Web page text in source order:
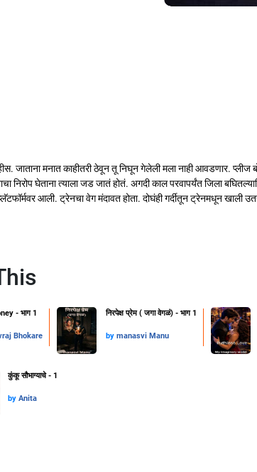
जाताना मनात काहीतरी ठेवून तू निघून गेलेली मला नाही आवडणार. प्लीज
घेताना त्याला जड जातं होतं. अगदी काल परवापर्यंत जिला
आली. ट्रेनचा वेग मंदावत होता. दोघंही गर्दीतून ट्रेनमधून खाली
- भाग 1
Bhokare
निरपेक्ष प्रेम ( जगा वेगळं) - भाग 1
by manasvi Manu
कुंकू सौभाग्याचे - 1
by Anita